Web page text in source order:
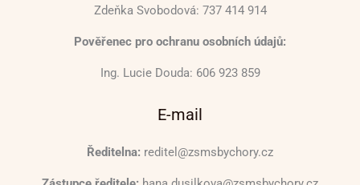
Zdeňka Svobodová: 737 414 914
Pověřenec pro ochranu osobních údajů:
Ing. Lucie Douda: 606 923 859
E-mail
Ředitelna: reditel@zsmsbychory.cz